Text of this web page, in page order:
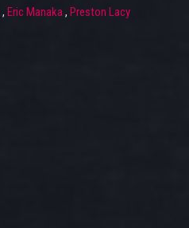
, Eric Manaka, Preston Lacy